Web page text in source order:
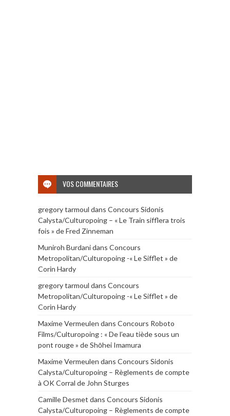
VOS COMMENTAIRES
gregory tarmoul dans Concours Sidonis
Calysta/Culturopoing – « Le Train sifflera trois
fois » de Fred Zinneman
Muniroh Burdanidans Concours
Metropolitan/Culturopoing -« Le Sifflet » de
Corin Hardy
gregory tarmoul dans Concours
Metropolitan/Culturopoing -« Le Sifflet » de
Corin Hardy
Maxime Vermeulen dans Concours Roboto
Films/Culturopoing : « De l’eau tiède sous un
pont rouge » de Shōhei Imamura
Maxime Vermeulen dans Concours Sidonis
Calysta/Culturopoing – Règlements de compte
à OK Corral de John Sturges
Camille Desmet dans Concours Sidonis
Calysta/Culturopoing – Règlements de compte